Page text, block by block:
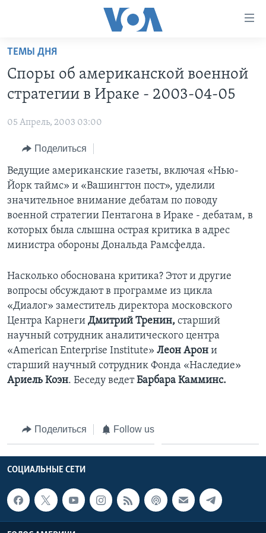
Перейти
основной
контент
Перейти
навигации
Перейти
поиск
ПРОГРАММЫ
НОВОСТИ ЗА МИНУТУ
ИТОГИ
ПОЧЕМУ ЭТО ВАЖНО?
ДИСКУССИЯ VOA
ДЕТАЛИ
НЬЮ-ЙОРК NEW YORK
ПРОЕКТЫ
УЧИМ АНГЛИЙСКИЙ
НАША АМЕРИКАНСКАЯ ИСТОРИЯ
А КАК В АМЕРИКЕ?
АРТЕФАКТЫ
АМЕРИКАНСКИЕ ГОРОДКИ
ТЕСТЫ
ЭКСПЕРТИЗА
ИНТЕРВЬЮ
ФАКТЫ ПРОТИВ ФЕЙКОВ
ЗА СВОБОДУ ПРЕССЫ
УЧИМ АНГЛИЙСКИЙ
ВИДЕО
Learning English
СОЦИАЛЬНЫЕ СЕТИ
Языки
ТЕМЫ ДНЯ
Споры об американской военной
стратегии в Ираке - 2003-04-05
05 Апрель, 2003 03:00
Поделиться
Ведущие американские газеты, включая «Нью-
Йорк таймс» и «Вашингтон пост», уделили
значительное внимание дебатам по поводу
военной стратегии Пентагона в Ираке - дебатам, в
которых была слышна острая критика в адрес
министра обороны Дональда Рамсфелда.
Насколько обоснована критика? Этот и другие
вопросы обсуждают в программе из цикла
«Диалог» заместитель директора московского
Центра Карнеги Дмитрий Тренин, старший
научный сотрудник аналитического центра
«American Enterprise Institute» Леон Арон и
старший научный сотрудник Фонда «Наследие»
Ариель Коэн. Беседу ведетБарбара Камминс.
Поделиться Follow us
СОЦИАЛЬНЫЕ СЕТИ